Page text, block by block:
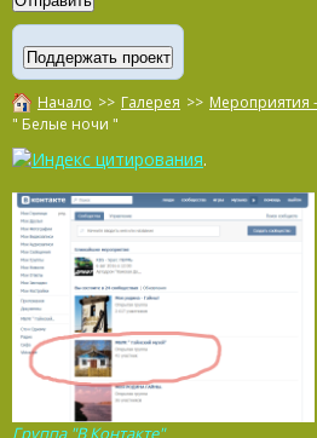
Начало >> Галерея >> Мероприятия
" Белые ночи "
.
Группа "В Контакте"